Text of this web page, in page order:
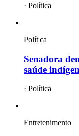
· Política
Política
Senadora
saúde
· Política
Entretenimento